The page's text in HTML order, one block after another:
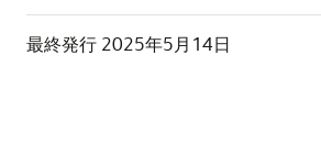
最終発行 2025年5月14日